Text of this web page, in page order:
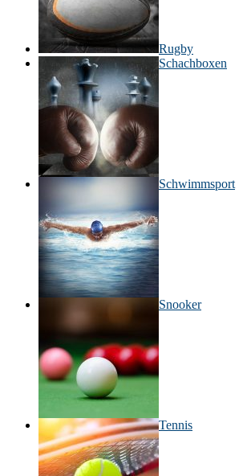
Rugby
Schachboxen
Schwimmsport
Snooker
Tennis